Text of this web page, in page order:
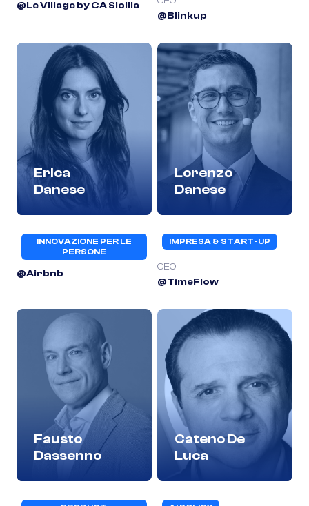
@Le Village by CA Sicilia
@Blinkup
Erica
Danese
INNOVAZIONE PER LE
PERSONE
@Airbnb
Lorenzo
Danese
IMPRESA & START-UP
CEO
@TimeFlow
Fausto
Dassenno
Cateno De
Luca